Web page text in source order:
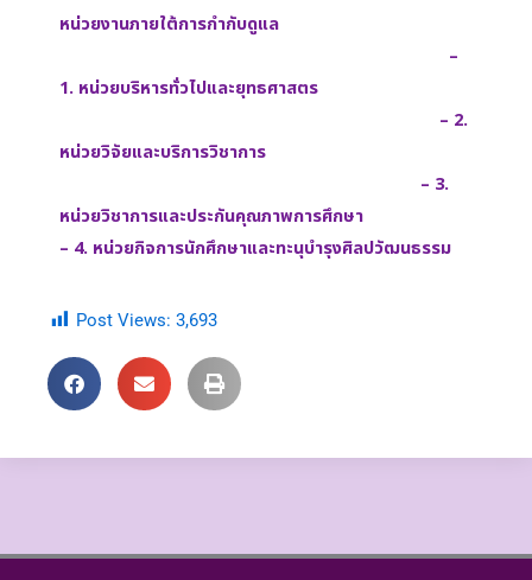
หน่วยงานภายใต้การกำกับดูแล
–
1. หน่วยบริหารทั่วไปและยุทธศาสตร
– 2.
หน่วยวิจัยและบริการวิชาการ
– 3.
หน่วยวิชาการและประกันคุณภาพการศึกษา
– 4. หน่วยกิจการนักศึกษาและทะนุบํารุงศิลปวัฒนธรรม
Post Views: 3,693